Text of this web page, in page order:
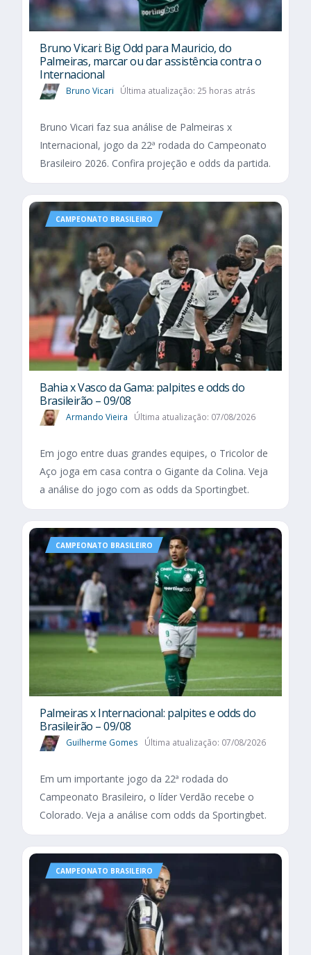
Bruno Vicari: Big Odd para Mauricio, do
Palmeiras, marcar ou dar assistência contra o
Internacional
Bruno Vicari Última atualização: 25 horas atrás
Bruno Vicari faz sua análise de Palmeiras x
Internacional, jogo da 22ª rodada do Campeonato
Brasileiro 2026. Confira projeção e odds da partida.
CAMPEONATO BRASILEIRO
Bahia x Vasco da Gama: palpites e odds do
Brasileirão – 09/08
Armando Vieira Última atualização: 07/08/2026
Em jogo entre duas grandes equipes, o Tricolor de
Aço joga em casa contra o Gigante da Colina. Veja
a análise do jogo com as odds da Sportingbet.
CAMPEONATO BRASILEIRO
Palmeiras x Internacional: palpites e odds do
Brasileirão – 09/08
Guilherme Gomes Última atualização: 07/08/2026
Em um importante jogo da 22ª rodada do
Campeonato Brasileiro, o líder Verdão recebe o
Colorado. Veja a análise com odds da Sportingbet.
CAMPEONATO BRASILEIRO